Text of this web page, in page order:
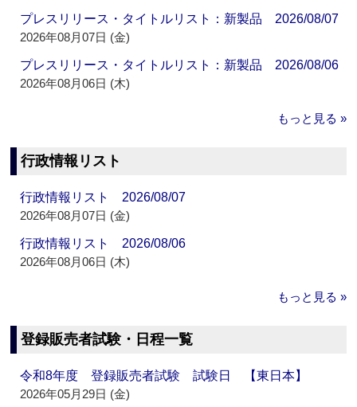
プレスリリース・タイトルリスト：新製品 2026/08/07
2026年08月07日 (金)
プレスリリース・タイトルリスト：新製品 2026/08/06
2026年08月06日 (木)
もっと見る »
行政情報リスト
行政情報リスト 2026/08/07
2026年08月07日 (金)
行政情報リスト 2026/08/06
2026年08月06日 (木)
もっと見る »
登録販売者試験・日程一覧
令和8年度 登録販売者試験 試験日 【東日本】
2026年05月29日 (金)